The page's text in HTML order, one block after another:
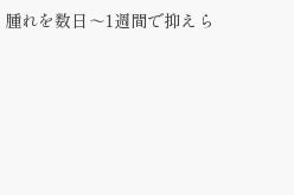
れを数日～1週間で抑えら